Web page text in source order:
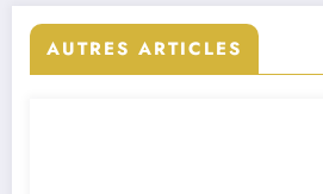
AUTRES ARTICLES